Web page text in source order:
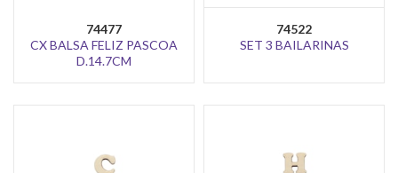
74477
CX BALSA FELIZ PASCOA
D.14.7CM
74522
SET 3 BAILARINAS